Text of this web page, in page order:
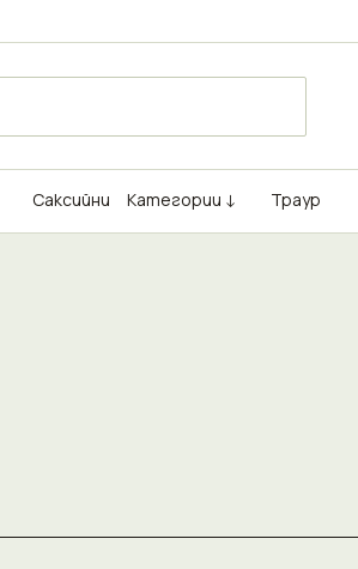
Саксийни Категории ↓ Траур